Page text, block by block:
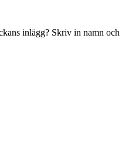
inlägg? Skriv in namn och